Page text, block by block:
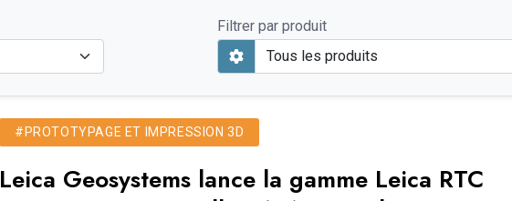
Filtrer par produit
#PROTOTYPAGE ET IMPRESSION 3D
Leica Geosystems lance la gamme Leica RTC